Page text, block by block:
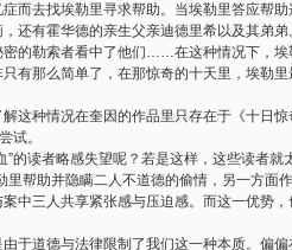
而去找埃勒里寻求帮助。当埃勒里答应帮
还有霍华德的亲生父亲迪德里希以及其弟
的勒索者看中了他们……在这种情况下，
有那么简单了，在那惊奇的十天里，埃勒
这种情况在奎因的作品里只存在于《十日
试。
”的读者略感失望呢？若是这样，这些读者就
里帮助并隐瞒二人不道德的偷情，另一方面
中三人共享紧张感与压迫感。而这一优势
于道德与法律限制了我们这一种本质。偏